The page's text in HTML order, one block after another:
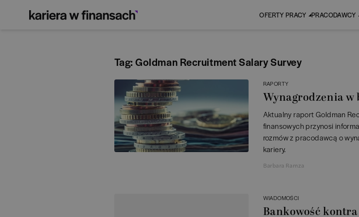
OFERTY PRACY PRACODAWCY
Tag: Goldman Recruitment Salary Survey
RAPORTY
Wynagrodzenia w
Aktualny raport Goldman
finansowych przynosi
rozmów z pracodawcą o
kariery.
Barbara Ramza
WIADOMOŚCI
Bankowość